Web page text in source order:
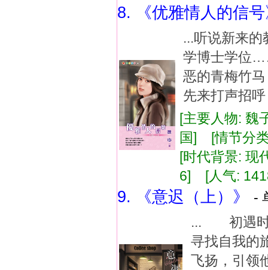
8. 《优雅情人的信
...听说新来
学博士学位
恶的青梅竹
先来打声招
[主要人物: 魏
国] [情节分
[时代背景:
6] [人气:
9. 《意迟（上）》
-
... 初遇时
寻找自我
飞扬，引